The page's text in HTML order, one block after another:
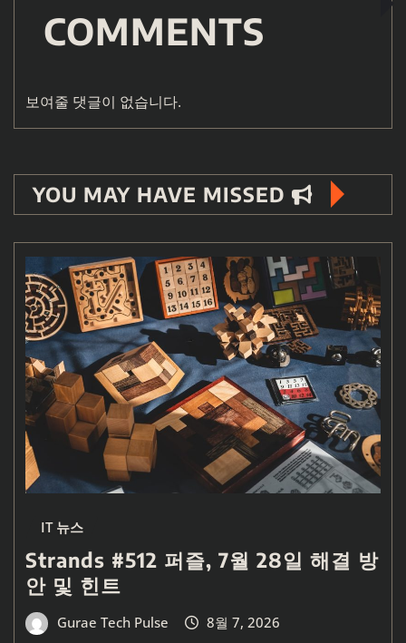
COMMENTS
보여줄 댓글이 없습니다.
YOU MAY HAVE MISSED
IT 뉴스
Strands #512 퍼즐, 7월 28일 해결 방
안 및 힌트
Gurae Tech Pulse 8월 7, 2026